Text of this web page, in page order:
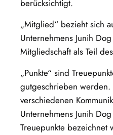
berücksichtigt.
„Mitglied“ bezieht sich
Unternehmens Junih
Mitgliedschaft als Teil
„Punkte“ sind
gutgeschrieben werden.
verschiedenen
Unternehmens Junih
Treuepunkte bezeichnet